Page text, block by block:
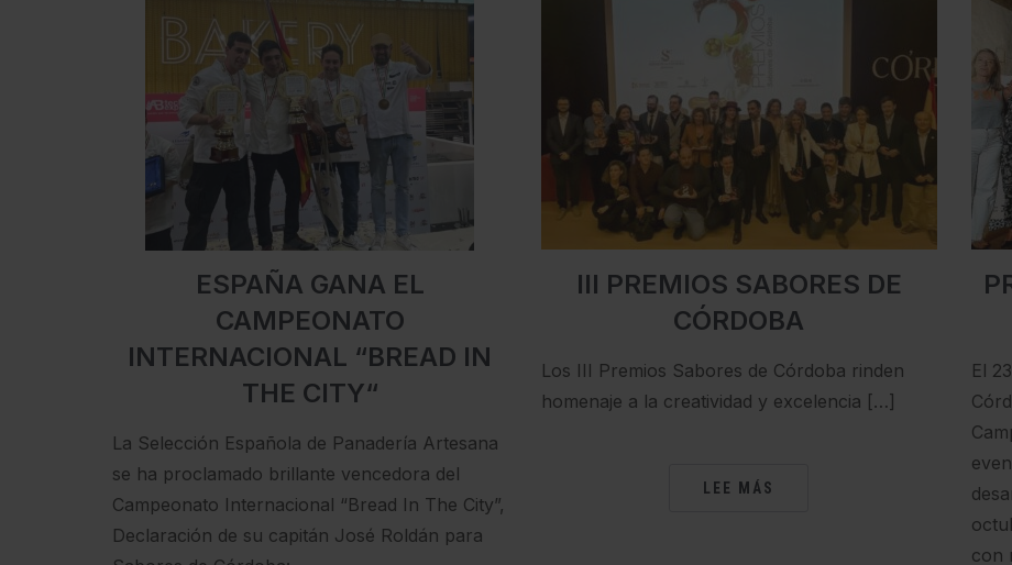
ESPAÑA GANA EL
CAMPEONATO
INTERNACIONAL “BREAD IN
THE CITY“
La Selección Española de Panadería Artesana
se ha proclamado brillante vencedora del
Campeonato Internacional “Bread In The City”,
Declaración de su capitán José Roldán para
III PREMIOS SABORES DE
CÓRDOBA
Los III Premios Sabores de Córdoba rinden
homenaje a la creatividad y excelencia […]
LEE MÁS
El
con